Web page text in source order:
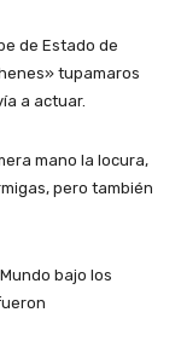
de Estado de
tupamaros
a actuar.
mano la locura,
pero también
bajo los